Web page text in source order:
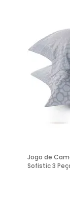
Jogo de
Sofistic 3